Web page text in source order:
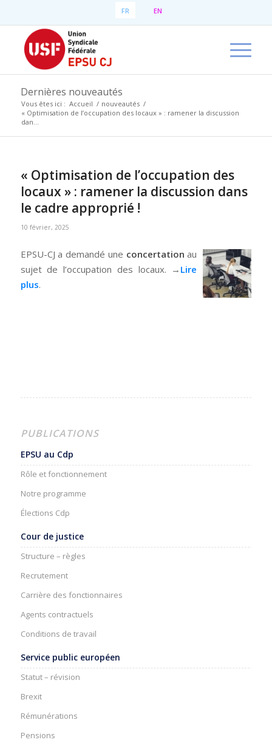
FR EN
Dernières nouveautés
Vous êtes ici : Accueil / nouveautés /
« Optimisation de l’occupation des locaux » : ramener la discussion
dan...
« Optimisation de l’occupation des
locaux » : ramener la discussion dans
le cadre approprié !
10 février, 2025
EPSU-CJ a demandé une concertation au
sujet de l’occupation des locaux. → Lire
plus.
PUBLICATIONS
EPSU au Cdp
Rôle et fonctionnement
Notre programme
Élections Cdp
Cour de justice
Structure – règles
Recrutement
Carrière des fonctionnaires
Agents contractuels
Conditions de travail
Service public européen
Statut – révision
Brexit
Rémunérations
Pensions